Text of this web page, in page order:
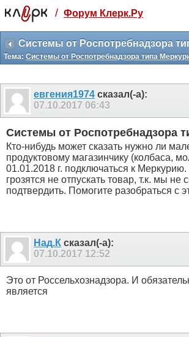
Святые угодники, Клерк
прекрасен:)
месяц
3 месяца
259
₽
-10%
499 ₽
-15%
Отмена Оплатить
/ Форум Клерк.Ру
Системы от Роспотребнадзора
Тема: Системы от Роспотребнадзора типа
евгения1974 сказал(-а):
07.10.2017 06:43
Системы от Роспотребнадзора
Кто-нибудь может сказать нужно ли
продуктовому магазинчику (колбаса,
01.01.2018 г. подключаться к
грозятся не отпускать товар, т.к. мы не
подтвердить. Помогите разобраться с
Над.К сказал(-а):
07.10.2017 12:52
Это от Россельхознадзора. И
является